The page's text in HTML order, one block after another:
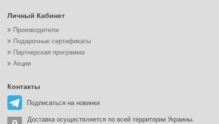
Личный Кабинет
Производители
Подарочные сертификаты
Партнерская программа
Акции
Контакты
Подписаться на новинки
Доставка осуществляется по всей территории Украины.